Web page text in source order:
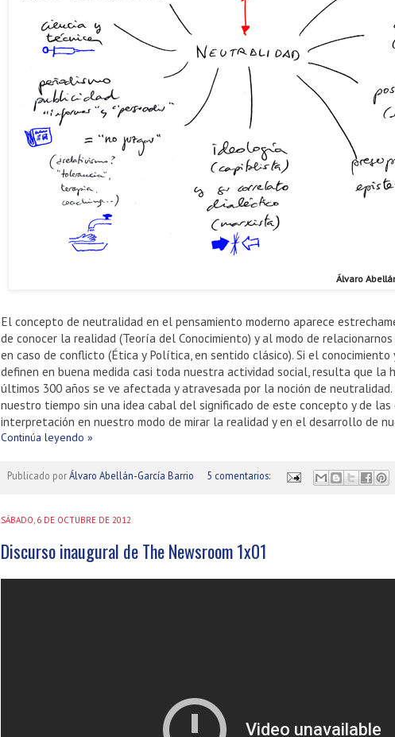
Álvaro
El concepto de neutralidad en el pensamiento moderno aparece
de conocer la realidad (Teoría del Conocimiento) y al modo de
en caso de conflicto (Ética y Política, en sentido clásico). Si el conocimiento
definen en buena medida casi toda nuestra actividad social, resulta que la
últimos 300 años se ve afectada y atravesada por la noción de neutralidad.
nuestro tiempo sin una idea cabal del significado de este concepto y de las
interpretación en nuestro modo de mirar la realidad y en el desarrollo de
Continúa leyendo »
Publicado porÁlvaro Abellán-García Barrio 5 comentarios:
SÁBADO, 6 DE OCTUBRE DE 2012
Discurso inaugural de The Newsroom 1x01